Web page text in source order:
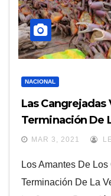
NACIONAL
Las Cangrejadas
Terminación De
RojoMAR 3, 2021
Los Amantes De
Terminación De La